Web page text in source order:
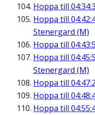
Hoppa till
Hoppa till
Stenergard (M)
Hoppa till
Hoppa till
Stenergard (M)
Hoppa till
Hoppa till
Hoppa till